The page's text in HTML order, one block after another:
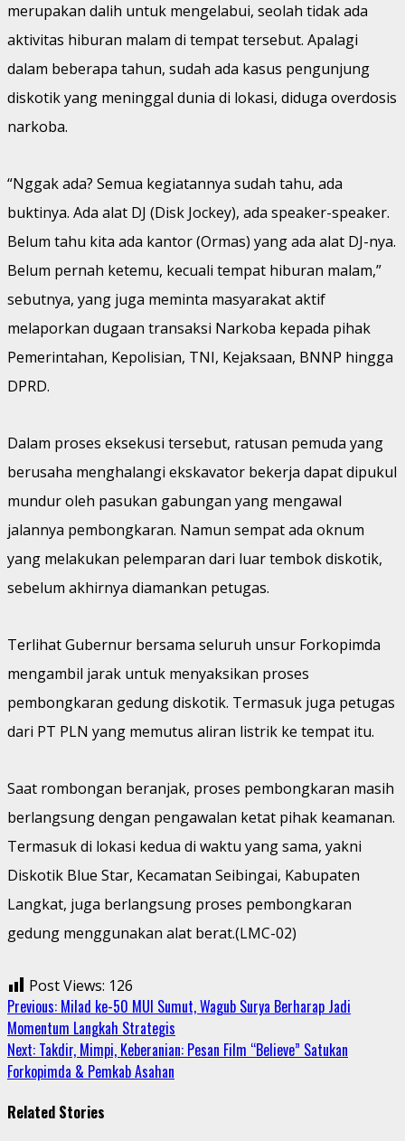
merupakan dalih untuk mengelabui, seolah tidak ada
aktivitas hiburan malam di tempat tersebut. Apalagi
dalam beberapa tahun, sudah ada kasus pengunjung
diskotik yang meninggal dunia di lokasi, diduga overdosis
narkoba.
“Nggak ada? Semua kegiatannya sudah tahu, ada
buktinya. Ada alat DJ (Disk Jockey), ada speaker-speaker.
Belum tahu kita ada kantor (Ormas) yang ada alat DJ-nya.
Belum pernah ketemu, kecuali tempat hiburan malam,”
sebutnya, yang juga meminta masyarakat aktif
melaporkan dugaan transaksi Narkoba kepada pihak
Pemerintahan, Kepolisian, TNI, Kejaksaan, BNNP hingga
DPRD.
Dalam proses eksekusi tersebut, ratusan pemuda yang
berusaha menghalangi ekskavator bekerja dapat dipukul
mundur oleh pasukan gabungan yang mengawal
jalannya pembongkaran. Namun sempat ada oknum
yang melakukan pelemparan dari luar tembok diskotik,
sebelum akhirnya diamankan petugas.
Terlihat Gubernur bersama seluruh unsur Forkopimda
mengambil jarak untuk menyaksikan proses
pembongkaran gedung diskotik. Termasuk juga petugas
dari PT PLN yang memutus aliran listrik ke tempat itu.
Saat rombongan beranjak, proses pembongkaran masih
berlangsung dengan pengawalan ketat pihak keamanan.
Termasuk di lokasi kedua di waktu yang sama, yakni
Diskotik Blue Star, Kecamatan Seibingai, Kabupaten
Langkat, juga berlangsung proses pembongkaran
gedung menggunakan alat berat.(LMC-02)
Post Views: 126
Continue
Reading
Previous: Milad ke-50 MUI Sumut, Wagub Surya Berharap Jadi
Momentum Langkah Strategis
Next: Takdir, Mimpi, Keberanian: Pesan Film “Believe” Satukan
Forkopimda & Pemkab Asahan
Related Stories